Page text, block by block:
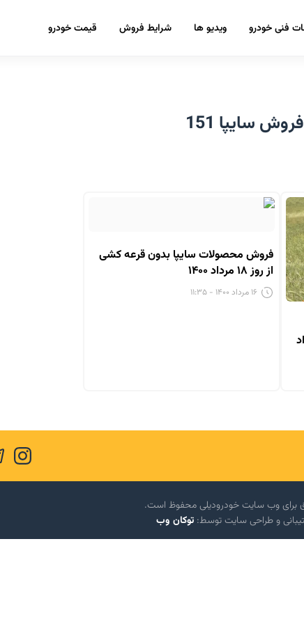
فنی خودرو ویدیو ها شرایط فروش قیمت خودرو
سایپا 151
فروش محصولات سایپا بدون قرعه کشی
از روز ۱۸ مرداد ۱۴۰۰
۱۶ مرداد ۱۴۰۰ - ۱۱:۳۵
و طراحی سایت توسط: توکان وب